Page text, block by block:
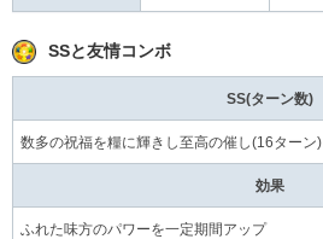
SSと友情コンボ
SS(ターン数)
数多の祝福を糧に輝きし至高の催し(16ターン)
効果
ふれた味方のパワーを一定期間アップ